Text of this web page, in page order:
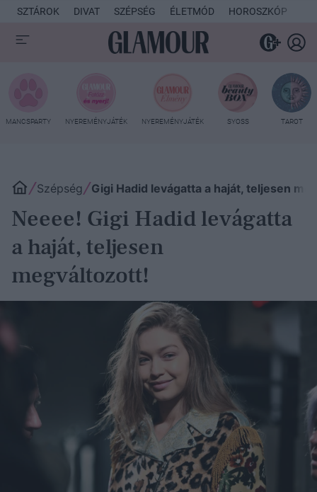
SZTÁROK DIVAT SZÉPSÉG ÉLETMÓD HOROSZKÓP
MANCSPARTY NYEREMÉNYJÁTÉK NYEREMÉNYJÁTÉK SYOSS TAROT
Szépség Gigi Hadid levágatta a haját, teljesen
Neeee! Gigi Hadid levágatta
a haját, teljesen
megváltozott!